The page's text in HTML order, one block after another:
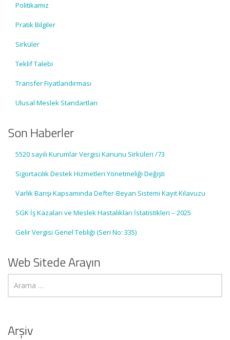
Politikamız
Pratik Bilgiler
Sirküler
Teklif Talebi
Transfer Fiyatlandırması
Ulusal Meslek Standartları
Son Haberler
5520 sayılı Kurumlar Vergisi Kanunu Sirküleri /73
Sigortacılık Destek Hizmetleri Yönetmeliği Değişti
Varlık Barışı Kapsamında Defter-Beyan Sistemi Kayıt Kılavuzu
SGK İş Kazaları ve Meslek Hastalıkları İstatistikleri – 2025
Gelir Vergisi Genel Tebliği (Seri No: 335)
Web Sitede Arayın
Arşiv